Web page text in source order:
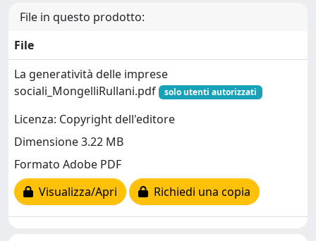
File in questo prodotto:
File
La generatività delle imprese
sociali_MongelliRullani.pdf
solo utenti autorizzati
Licenza: Copyright dell'editore
Dimensione 3.22 MB
Formato Adobe PDF
Visualizza/Apri
Richiedi una copia